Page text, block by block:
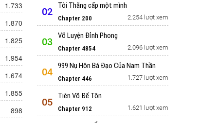
1.733
1.870
1.825
1.954
1.674
1.855
898
02
Tôi Thăng cấp một mình
Chapter 200 2.254 lượt xem
03
Võ Luyện Đỉnh Phong
Chapter 4854 2.096 lượt xem
04
999 Nụ Hôn Bá Đạo Của Nam Thần
Chapter 446 1.727 lượt xem
05
Tiên Võ Đế Tôn
Chapter 912 1.621 lượt xem